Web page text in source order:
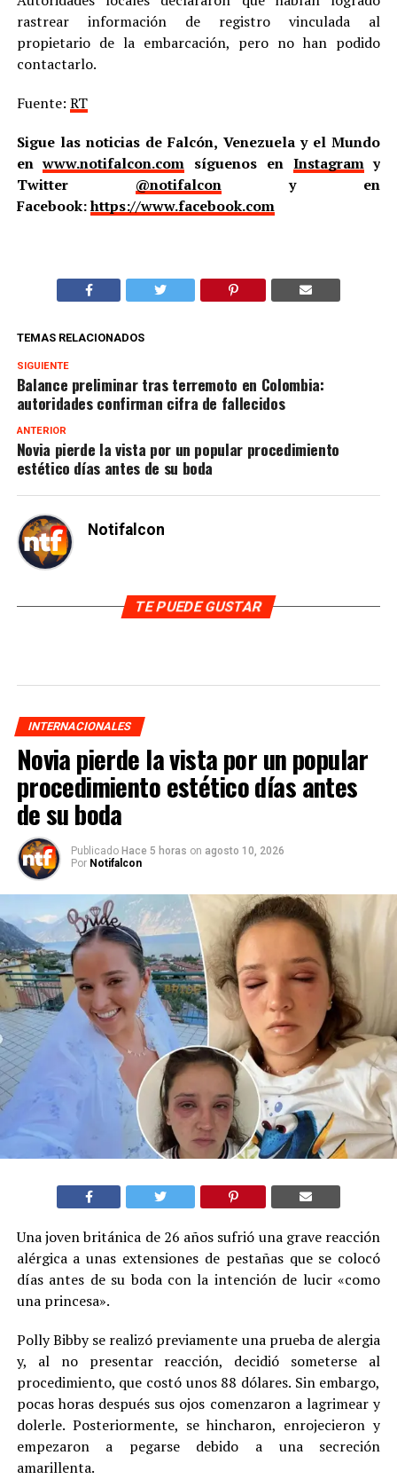
rastrear información de registro vinculada al
propietario de la embarcación, pero no han podido
contactarlo.
Fuente: RT
Sigue las noticias de Falcón, Venezuela y el Mundo
enwww.notifalcon.com síguenos en Instagramy
Twitter @notifalcony en
Facebook:https://www.facebook.com
TEMAS RELACIONADOS
SIGUIENTE
Balance preliminar tras terremoto en Colombia:
autoridades confirman cifra de fallecidos
ANTERIOR
Novia pierde la vista por un popular procedimiento
estético días antes de su boda
Notifalcon
TE PUEDE GUSTAR
INTERNACIONALES
Novia pierde la vista por un popular
procedimiento estético días antes
de su boda
Publicado Hace 5 horas on agosto 10, 2026
Por Notifalcon
Una joven británica de 26 años sufrió una grave reacción
alérgica a unas extensiones de pestañas que se colocó
días antes de su boda con la intención de lucir «como
una princesa».
Polly Bibby se realizó previamente una prueba de alergia
y, al no presentar reacción, decidió someterse al
procedimiento, que costó unos 88 dólares. Sin embargo,
pocas horas después sus ojos comenzaron a lagrimear y
dolerle. Posteriormente, se hincharon, enrojecieron y
empezaron a pegarse debido a una secreción
amarillenta.